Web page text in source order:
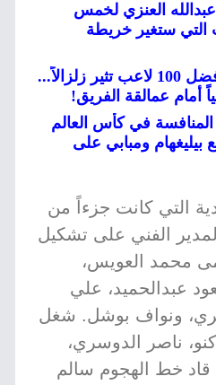
العنزي لخمس
ستغير خريطة
صادم: قائمة ليفربول لأفضل 100 لاعب تثير زلزالاً...
أمام عمالقة الفريق!
في كأس العالم
بيليغهام ومبابي على
التي كانت جزءاً من
الفني على تشكيل
محمد العويس،
عبدالحميد، علي
ونواف بوشل. شغل
ناصر الدوسري،
قاد خط الهجوم سالم